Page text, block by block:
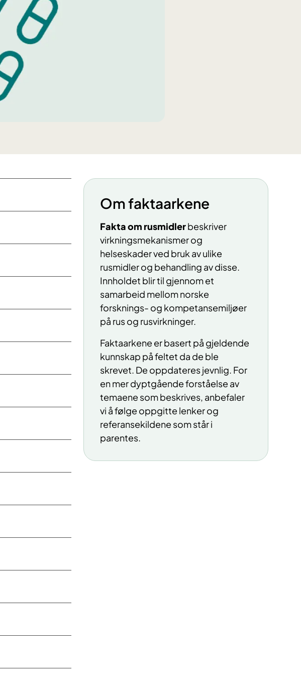
Om faktaarkene
​​Fakta om rusmidlerbeskriver
virkningsmekanismer og
helseskader ved bruk av ulike
rusmidler og behandling av disse.
Innholdet blir til gjennom et
samarbeid mellom norske
forsknings- og kompetansemiljøer
på rus og rusvirkninger.
Faktaarkene er basert på gjeldende
kunnskap på feltet da de ble
skrevet. De oppdateres jevnlig. For
en mer dyptgående forståelse av
temaene som beskrives, anbefaler
vi å følge oppgitte lenker og
referansekildene som står i
parentes.